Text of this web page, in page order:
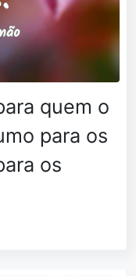
quem o
para os
os